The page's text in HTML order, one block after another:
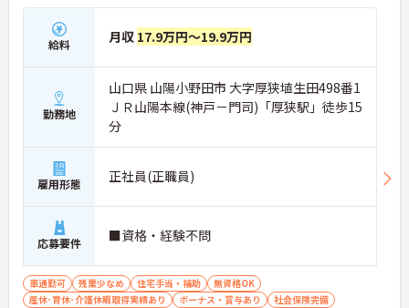
給料 月収 17.9万円～19.9万円
勤務地
山口県 山陽小野田市 大字厚狭埴生田498番1
ＪＲ山陽本線(神戸－門司)「厚狭駅」徒歩15
分
雇用形態 正社員(正職員)
応募要件 ■資格・経験不問
車通勤可 残業少なめ 住宅手当・補助
無資格OK
産休･育休･介護休暇取得実績あり
ボーナス・賞与あり
社会保険完備